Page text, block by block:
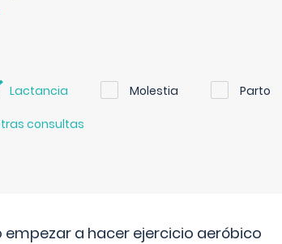
Lactancia Molestia Parto
consultas
a hacer ejercicio aeróbico